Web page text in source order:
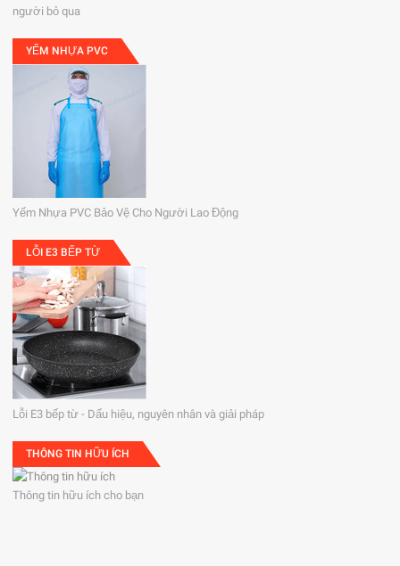
người bỏ qua
YẾM NHỰA PVC
Yếm Nhựa PVC Bảo Vệ Cho Người Lao Động
LỖI E3 BẾP TỪ
Lỗi E3 bếp từ - Dấu hiệu, nguyên nhân và giải pháp
THÔNG TIN HỮU ÍCH
Thông tin hữu ích cho bạn